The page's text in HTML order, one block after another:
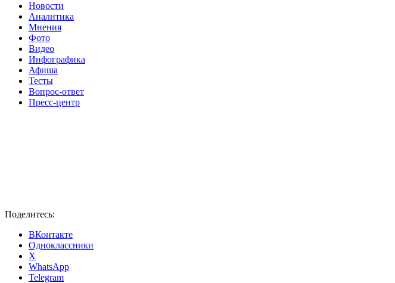
Новости
Аналитика
Мнения
Фото
Видео
Инфографика
Афиша
Тесты
Вопрос-ответ
Пресс-центр
Поделитесь:
ВКонтакте
Одноклассники
X
WhatsApp
Telegram